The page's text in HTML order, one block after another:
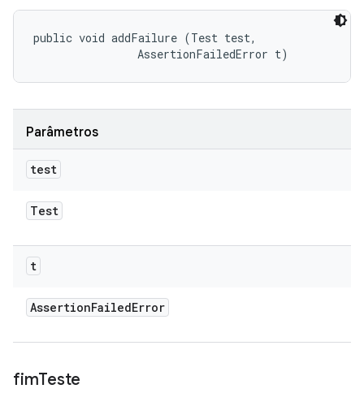
public void addFailure (Test test,
                AssertionFailedError t)
Parâmetros
test
Test
t
AssertionFailedError
fimTeste